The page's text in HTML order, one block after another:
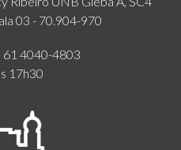
03 - 70.904-970
61 4040-4803
17h30